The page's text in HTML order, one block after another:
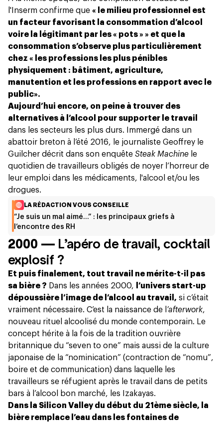
l'Inserm confirme que « le milieu professionnel est
un facteur favorisant la consommation d’alcool
voire la légitimant par les « pots » » et que la
consommation s’observe plus particulièrement
chez « les professions les plus pénibles
physiquement : bâtiment, agriculture,
manutention et les professions en rapport avec le
public».
Aujourd’hui encore, on peine à trouver des
alternatives à l’alcool pour supporter le travail
dans les secteurs les plus durs. Immergé dans un
abattoir breton à l’été 2016, le journaliste Geoffrey le
Guilcher décrit dans son enquête Steak Machine le
quotidien de travailleurs obligés de noyer l’horreur de
leur emploi dans les médicaments, l'alcool et/ou les
drogues.
LA RÉDACTION VOUS CONSEILLE
“Je suis un mal aimé…” : les principaux griefs à
l’encontre des RH
2000 — L’apéro de travail, cocktail
explosif ?
Et puis finalement, tout travail ne mérite-t-il pas
sa bière ? Dans les années 2000,
l’univers start-up
dépoussière l’image de l’alcool au travail, si c’était
vraiment nécessaire. C’est la naissance de l ’afterwork,
nouveau rituel alcoolisé du monde contemporain. Le
concept hérite à la fois de la tradition ouvrière
britannique du “seven to one” mais aussi de la culture
japonaise de la “nominication” (contraction de “nomu”,
boire et de communication) dans laquelle les
travailleurs se réfugient après le travail dans de petits
bars à l’alcool bon marché, les Izakayas.
Dans la Silicon Valley du début du 21ème siècle, la
bière remplace l’eau dans les fontaines de